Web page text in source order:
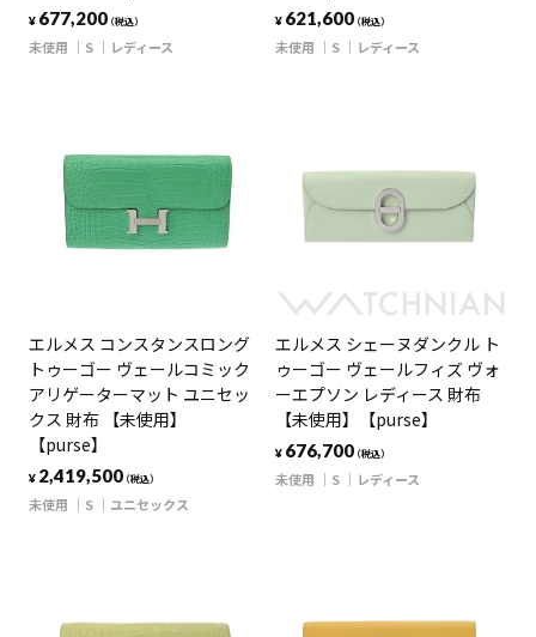
¥ 677,200（税込）
未使用 S レディース
¥ 621,600（税込）
未使用 S レディース
エルメス コンスタンスロング
トゥーゴー ヴェールコミック
アリゲーターマット ユニセッ
クス 財布 【未使用】
【purse】
¥ 2,419,500（税込）
未使用 S ユニセックス
エルメス シェーヌダンクル ト
ゥーゴー ヴェールフィズ ヴォ
ーエプソン レディース 財布
【未使用】【purse】
¥ 676,700（税込）
未使用 S レディース